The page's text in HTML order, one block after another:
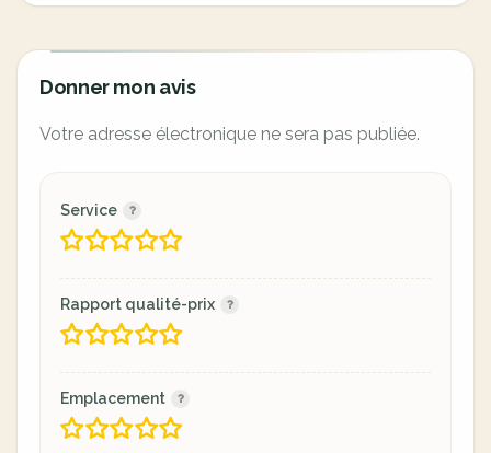
Donner mon avis
Votre adresse électronique ne sera pas publiée.
Service
Rapport qualité-prix
Emplacement